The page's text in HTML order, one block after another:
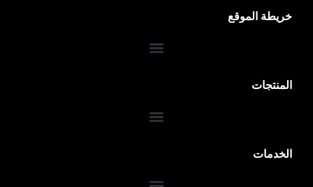
خريطة الموقع
المنتجات
الخدمات